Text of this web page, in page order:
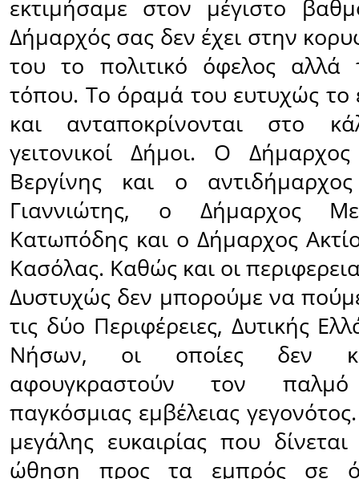
εκτιμήσαμε στον μέγιστο
Δήμαρχός σας δεν έχει στην
του το πολιτικό όφελος αλλά
τόπου. Το όραμά του ευτυχώς το
και ανταποκρίνονται στο
γειτονικοί Δήμοι. Ο
Βεργίνης και ο
Γιαννιώτης, ο Δήμαρχος
Κατωπόδης και ο Δήμαρχος
Κασόλας. Καθώς και οι
Δυστυχώς δεν μπορούμε να πούμε
τις δύο Περιφέρειες, Δυτικής
Νήσων, οι οποίες δεν
αφουγκραστούν τον
παγκόσμιας εμβέλειας
μεγάλης ευκαιρίας που
ώθηση προς τα εμπρός σε